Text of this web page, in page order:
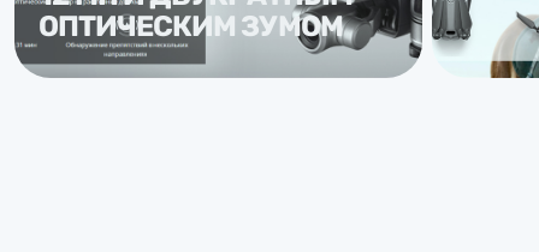
ОПТИЧЕСКИМ ЗУМОМ